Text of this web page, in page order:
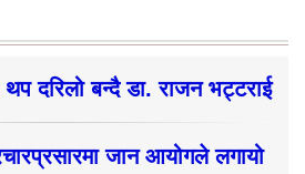
थप दरिलो बन्दै डा. राजन भट्टराई
जान आयोगले लगायो